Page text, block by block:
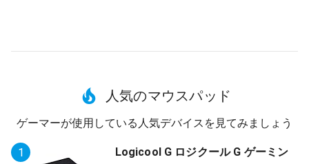
人気のマウスパッド
ゲーマーが使用している人気デバイスを見てみましょう
1
Logicool G ロジクール G ゲーミン